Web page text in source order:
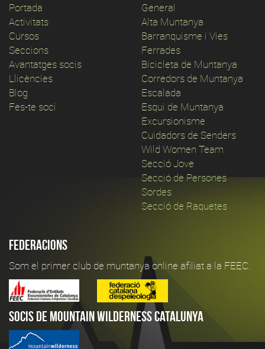
Portada
Activitats
Cursos
Seccions
Avantatges socis
Llicències
Blog
Fes-te soci
General
Alta Muntanya
Barranquisme i Vies
Ferrades
Bicicleta de Muntanya
Corredors de Muntanya
Escalada
Esqui de Muntanya
Excursionisme
Cuidadors de Senders
Wild Women Team
Secció Jove
Secció de Persones
Sordes
Secció de Raquetes
Federacions
Som el primer club de muntanya online afiliat a la FEEC.
Socis de Mountain Wilderness Catalunya